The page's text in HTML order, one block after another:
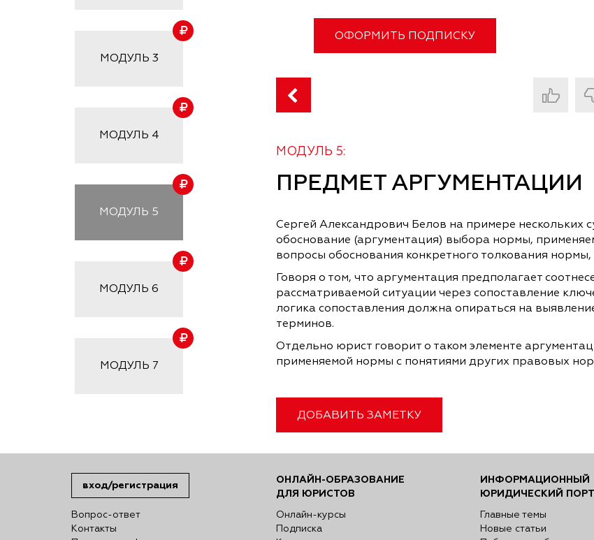
МОДУЛЬ 3
МОДУЛЬ 4
МОДУЛЬ 5
МОДУЛЬ 6
МОДУЛЬ 7
ОФОРМИТЬ ПОДПИСКУ
МОДУЛЬ 5:
ПРЕДМЕТ АРГУМЕНТАЦИИ
Сергей Александрович Белов на примере нескольких
обоснование (аргументация) выбора нормы,
вопросы обоснования конкретного толкования
Говоря о том, что аргументация предполагает
рассматриваемой ситуации через сопоставление
логика сопоставления должна опираться на
терминов.
Отдельно юрист говорит о таком элементе
применяемой нормы с понятиями других правовых
ДОБАВИТЬ ЗАМЕТКУ
вход/регистрация
Вопрос-ответ
Контакты
ОНЛАЙН-ОБРАЗОВАНИЕ
ДЛЯ ЮРИСТОВ
Онлайн-курсы
Подписка
ИНФОРМАЦИОННЫЙ
ЮРИДИЧЕСКИЙ
Главные темы
Новые статьи